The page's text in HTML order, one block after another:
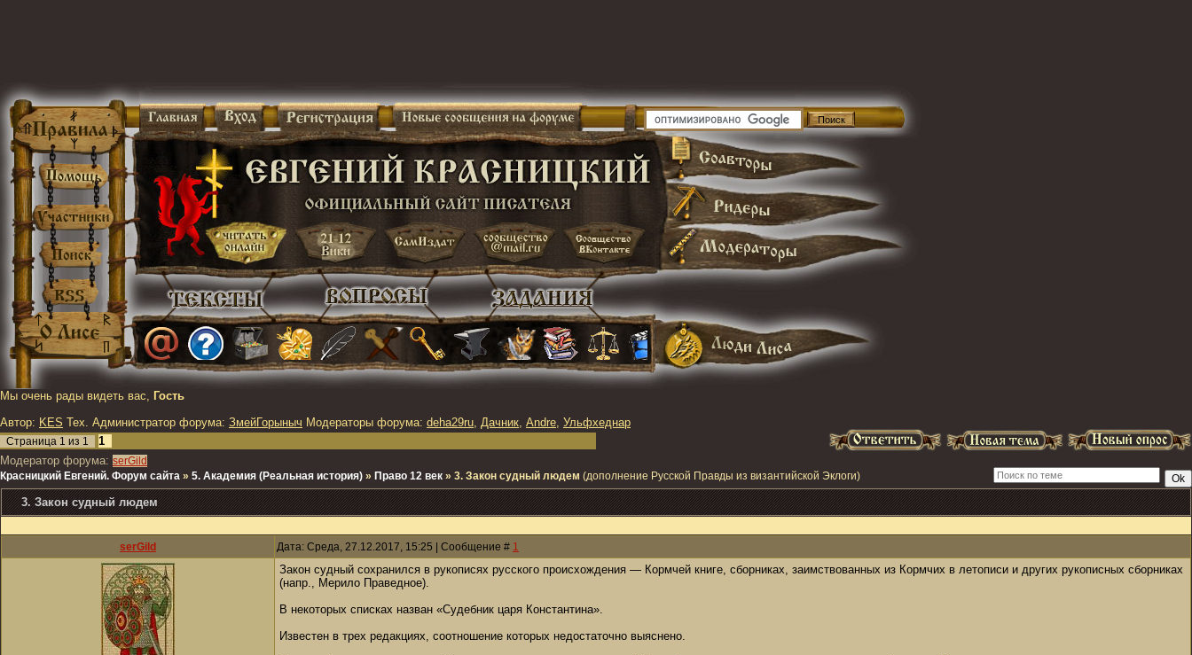
Мы очень рады видеть вас, Гость
Автор: KES Тех. Администратор форума: ЗмейГорыныч Модераторы форума: deha29ru, Дачник, Andre, Ульфхеднар
Страница 1 из 1
1
Модератор форума: serGild
Красницкий Евгений. Форум сайта » 5. Академия (Реальная история) » Право 12 век » 3. Закон судный людем (дополнение Русской Правды из византийской Эклоги)
3. Закон судный людем
serGild Дата: Среда, 27.12.2017, 15:25 | Сообщение # 1
Закон судный сохранился в рукописях русского происхождения — Кормчей книге, сборниках, заимствованных из Кормчих в летописи и других рукописных сборниках
(напр., Мерило Праведное).
В некоторых списках назван «Судебник царя Константина».
Известен в трех редакциях, соотношение которых недостаточно выяснено.